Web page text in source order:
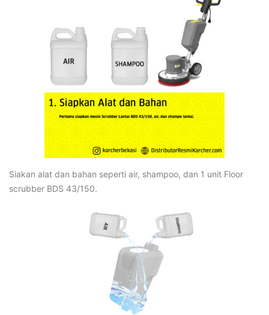
Siakan alat dan bahan seperti air, shampoo, dan 1 unit Floor
scrubber BDS 43/150.